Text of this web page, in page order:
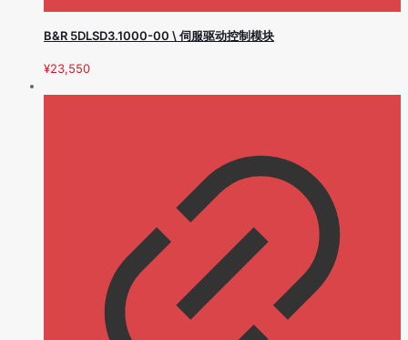
B&R 5DLSD3.1000-00 \ 伺服驱动控制模块
¥23,550